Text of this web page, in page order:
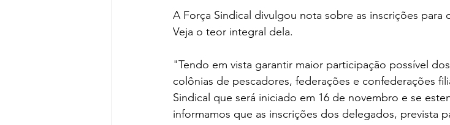
A Força Sindical divulgou nota sobre as inscrições para
Veja o teor integral dela.
"Tendo em vista garantir maior participação possível
colônias de pescadores, federações e confederações
Sindical que será iniciado em 16 de novembro e se
informamos que as inscrições dos delegados, prevista